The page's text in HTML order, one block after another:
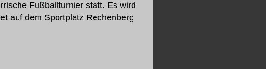
Fußballturnier statt. Es wird
auf dem Sportplatz Rechenberg